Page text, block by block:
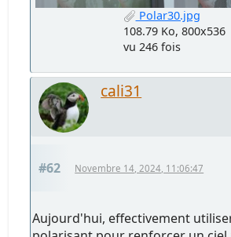
Polar30.jpg
108.79 Ko, 800x536
vu 246 fois
cali31
#62 Novembre 14, 2024, 11:06:47
Aujourd'hui, effectivement